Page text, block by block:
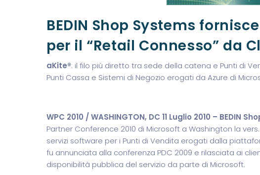
BEDIN Shop Systems
per il “Retail Connesso” da
aKite®: il filo più diretto tra sede della catena e Punti di
Punti Cassa e Sistemi di Negozio erogati da Azure di
WPC 2010 / WASHINGTON, DC 11 Luglio 2010 – BEDIN
Partner Conference 2010 di Microsoft a Washington la
servizi software per i Punti di Vendita erogati dalla
fu annunciata alla conferenza PDC 2009 e rilasciata ai
disponibilità pubblica del servizio da parte di Microsoft.